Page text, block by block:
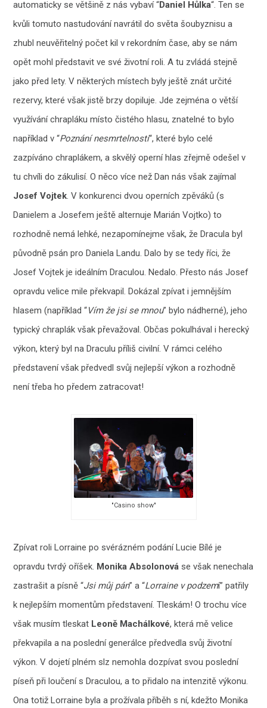
automaticky se většině z nás vybaví “Daniel Hůlka“. Ten se
kvůli tomuto nastudování navrátil do světa šoubyznisu a
zhubl neuvěřitelný počet kil v rekordním čase, aby se nám
opět mohl představit ve své životní roli. A tu zvládá stejně
jako před lety. V některých místech byly ještě znát určité
rezervy, které však jistě brzy dopiluje. Jde zejména o větší
využívání chrapláku místo čistého hlasu, znatelné to bylo
například v “Poznání nesmrtelnosti“, které bylo celé
zazpíváno chraplákem, a skvělý operní hlas zřejmě odešel v
tu chvíli do zákulisí. O něco více než Dan nás však zajímal
Josef Vojtek. V konkurenci dvou operních zpěváků (s
Danielem a Josefem ještě alternuje Marián Vojtko) to
rozhodně nemá lehké, nezapomínejme však, že Dracula byl
původně psán pro Daniela Landu. Dalo by se tedy říci, že
Josef Vojtek je ideálním Draculou. Nedalo. Přesto nás Josef
opravdu velice mile překvapil. Dokázal zpívat i jemnějším
hlasem (například “Vím že jsi se mnou” bylo nádherné), jeho
typický chraplák však převažoval. Občas pokulhával i herecký
výkon, který byl na Draculu příliš civilní. V rámci celého
představení však předvedl svůj nejlepší výkon a rozhodně
není třeba ho předem zatracovat!
"Casino show"
Zpívat roli Lorraine po svérázném podání Lucie Bílé je
opravdu tvrdý oříšek. Monika Absolonová se však nenechala
zastrašit a písně “Jsi můj pán” a “Lorraine v podzemí” patřily
k nejlepším momentům představení. Tleskám! O trochu více
však musím tleskat Leoně Machálkové, která mě velice
překvapila a na poslední generálce předvedla svůj životní
výkon. V dojetí plném slz nemohla dozpívat svou poslední
píseň při loučení s Draculou, a to přidalo na intenzitě výkonu.
Ona totiž Lorraine byla a prožívala příběh s ní, kdežto Monika